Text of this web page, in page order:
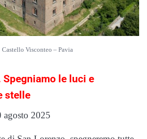
Castello Visconteo – Pavia
Spegniamo le luci e
stelle
agosto 2025